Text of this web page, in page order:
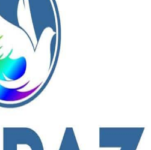
los linqueños Tomás
Ivo Costantino jugarán las
semifinales del Reducido